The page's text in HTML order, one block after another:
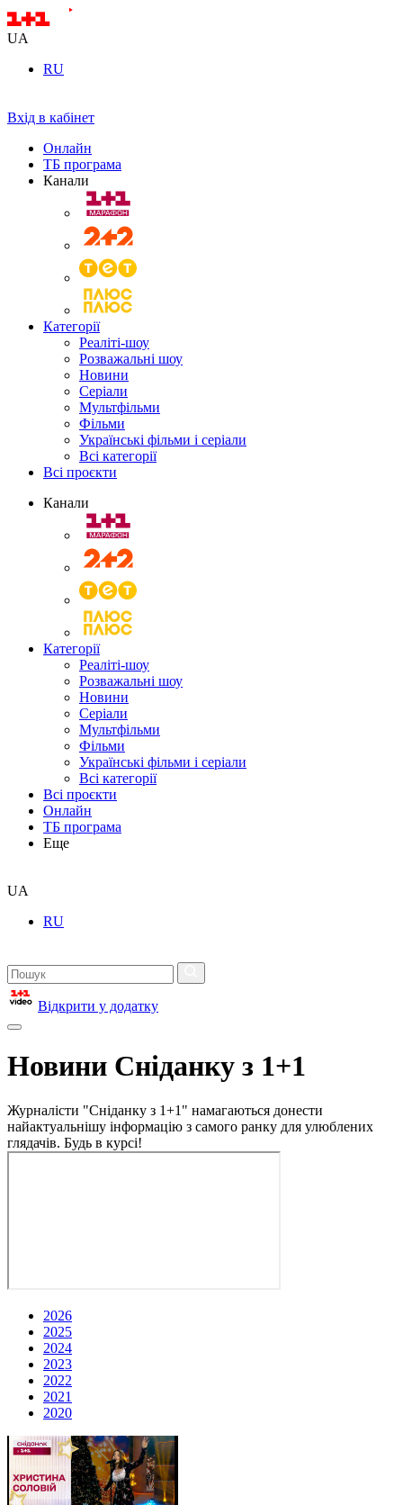
UA
RU
Вхід в кабінет
Онлайн
ТБ програма
Канали
Категорії
Реаліті-шоу
Розважальні шоу
Новини
Серіали
Мультфільми
Фільми
Українські фільми і серіали
Всі категорії
Всі проєкти
Канали
Категорії
Реаліті-шоу
Розважальні шоу
Новини
Серіали
Мультфільми
Фільми
Українські фільми і серіали
Всі категорії
Всі проєкти
Онлайн
ТБ програма
Еще
UA
RU
Відкрити у додатку
Новини Сніданку з 1+1
Журналісти "Сніданку з 1+1" намагаються донести
найактуальнішу інформацію з самого ранку для улюблених
глядачів. Будь в курсі!
2026
2025
2024
2023
2022
2021
2020